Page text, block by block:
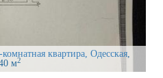
квартира, Одесская,
м2